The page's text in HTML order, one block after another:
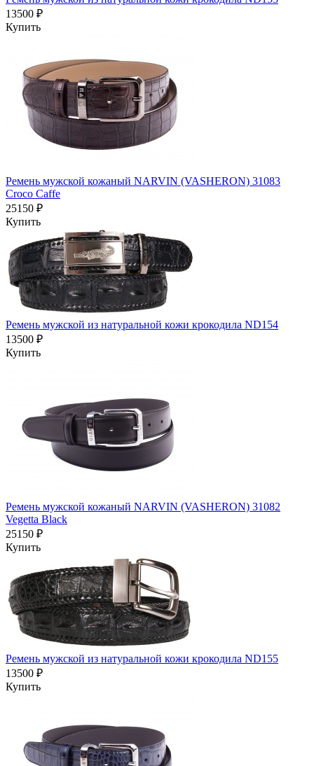
13500 ₽
Купить
Ремень мужской кожаный NARVIN (VASHERON) 31083
Croco Caffe
25150 ₽
Купить
Ремень мужской из натуральной кожи крокодила ND154
13500 ₽
Купить
Ремень мужской кожаный NARVIN (VASHERON) 31082
Vegetta Black
25150 ₽
Купить
Ремень мужской из натуральной кожи крокодила ND155
13500 ₽
Купить